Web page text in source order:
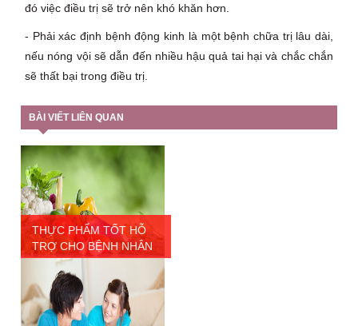
đó việc điều trị sẽ trở nên khó khăn hơn.
- Phải xác định bệnh động kinh là một bệnh chữa trị lâu dài,
nếu nóng vội sẽ dẫn đến nhiều hậu quả tai hại và chắc chắn
sẽ thất bại trong điều trị.
BÀI VIẾT LIÊN QUAN
THỰC PHẨM TỐT HỖ
TRỢ CHO BỆNH NHÂN
...